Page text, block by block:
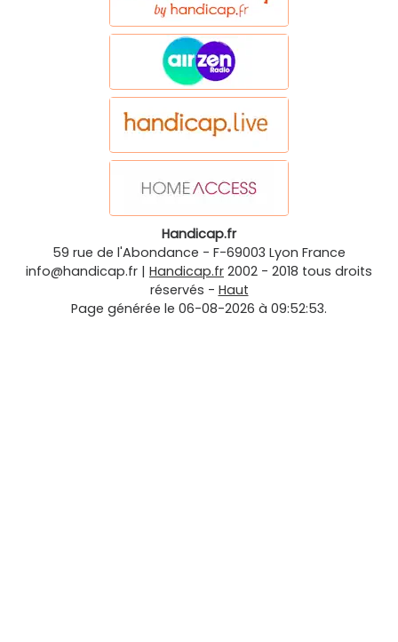
Handicap.fr
59 rue de l'Abondance - F-69003 Lyon France
info@handicap.fr | Handicap.fr 2002 - 2018 tous droits
réservés - Haut
Page générée le 06-08-2026 à 09:52:53.